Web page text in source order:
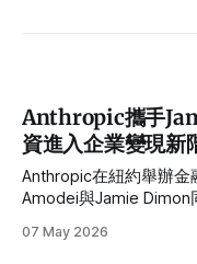
Anthropic攜手
資進入企業變現新
Anthropic在紐約舉辦金
Amodei與Jamie Dimon
07 May 2026